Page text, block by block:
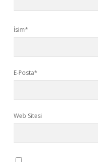
İsim*
E-Posta*
Web Sitesi